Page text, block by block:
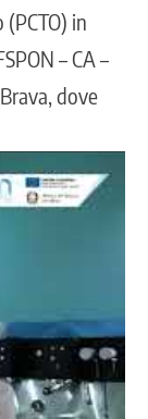
in
– CA –
dove